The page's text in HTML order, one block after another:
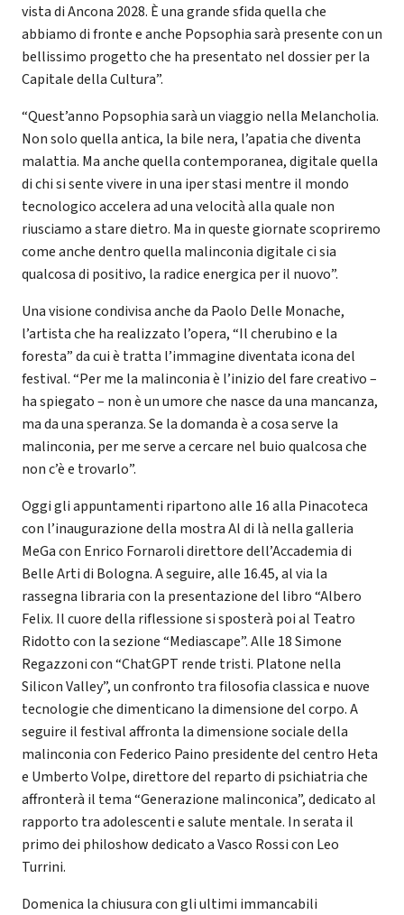
vista di Ancona 2028. È una grande sfida quella che
abbiamo di fronte e anche Popsophia sarà presente con un
bellissimo progetto che ha presentato nel dossier per la
Capitale della Cultura”.
“Quest’anno Popsophia sarà un viaggio nella Melancholia.
Non solo quella antica, la bile nera, l’apatia che diventa
malattia. Ma anche quella contemporanea, digitale quella
di chi si sente vivere in una iper stasi mentre il mondo
tecnologico accelera ad una velocità alla quale non
riusciamo a stare dietro. Ma in queste giornate scopriremo
come anche dentro quella malinconia digitale ci sia
qualcosa di positivo, la radice energica per il nuovo”.
Una visione condivisa anche da Paolo Delle Monache,
l’artista che ha realizzato l’opera, “Il cherubino e la
foresta” da cui è tratta l’immagine diventata icona del
festival. “Per me la malinconia è l’inizio del fare creativo –
ha spiegato – non è un umore che nasce da una mancanza,
ma da una speranza. Se la domanda è a cosa serve la
malinconia, per me serve a cercare nel buio qualcosa che
non c’è e trovarlo”.
Oggi gli appuntamenti ripartono alle 16 alla Pinacoteca
con l’inaugurazione della mostra Al di là nella galleria
MeGa con Enrico Fornaroli direttore dell’Accademia di
Belle Arti di Bologna. A seguire, alle 16.45, al via la
rassegna libraria con la presentazione del libro “Albero
Felix. Il cuore della riflessione si sposterà poi al Teatro
Ridotto con la sezione “Mediascape”. Alle 18 Simone
Regazzoni con “ChatGPT rende tristi. Platone nella
Silicon Valley”, un confronto tra filosofia classica e nuove
tecnologie che dimenticano la dimensione del corpo. A
seguire il festival affronta la dimensione sociale della
malinconia con Federico Paino presidente del centro Heta
e Umberto Volpe, direttore del reparto di psichiatria che
affronterà il tema “Generazione malinconica”, dedicato al
rapporto tra adolescenti e salute mentale. In serata il
primo dei philoshow dedicato a Vasco Rossi con Leo
Turrini.
Domenica la chiusura con gli ultimi immancabili